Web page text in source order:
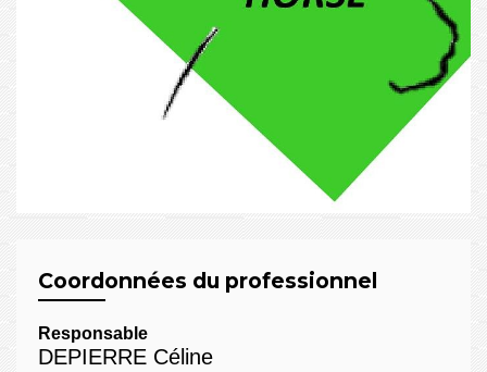
Coordonnées du professionnel
Responsable
DEPIERRE Céline